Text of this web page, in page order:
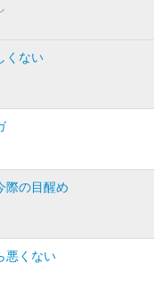
くない
際の目醒め
悪くない